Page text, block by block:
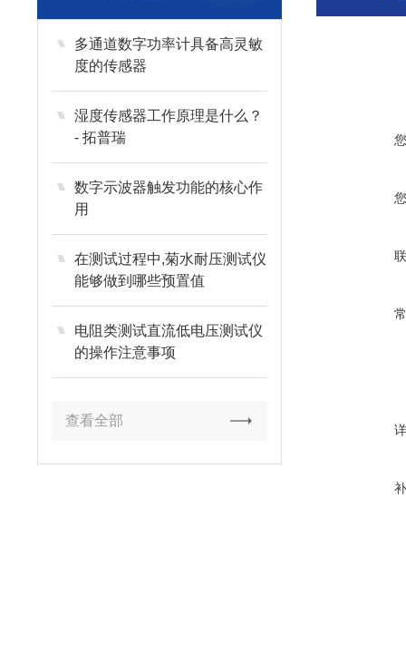
多通道数字功率计具备高灵敏
度的传感器
湿度传感器工作原理是什么？
- 拓普瑞
数字示波器触发功能的核心作
用
在测试过程中,菊水耐压测试仪
能够做到哪些预置值
电阻类测试直流低电压测试仪
的操作注意事项
查看全部